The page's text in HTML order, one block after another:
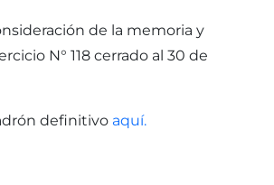
de la memoria y
N° 118 cerrado al 30 de
definitivo aquí.